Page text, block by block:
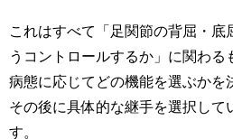
これはすべて「足関節の背屈・底
うコントロールするか」に関わる
病態に応じてどの機能を選ぶかを
その後に具体的な継手を選択して
す。